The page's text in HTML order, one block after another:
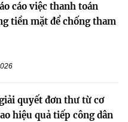
cáo việc thanh toán
tiền mặt để chống tham
quyết đơn thư từ cơ
hiệu quả tiếp công dân